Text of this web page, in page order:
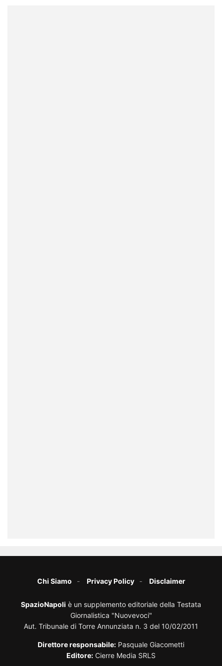
Chi Siamo Privacy Policy Disclaimer
SpazioNapoli è un supplemento editoriale della Testata
Giornalistica "Nuovevoci"
Aut. Tribunale di Torre Annunziata n. 3 del 10/02/2011
Direttore responsabile: Pasquale Giacometti
Editore: Cierre Media SRLS